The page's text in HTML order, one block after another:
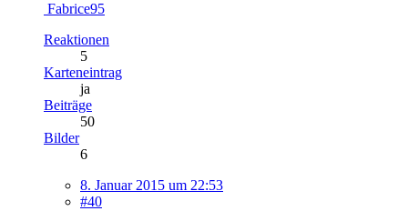
Fabrice95
Reaktionen
5
Karteneintrag
ja
Beiträge
50
Bilder
6
8. Januar 2015 um 22:53
#40